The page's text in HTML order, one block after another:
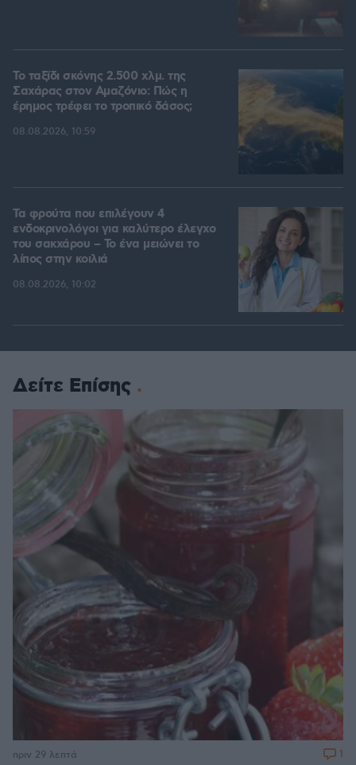
Το ταξίδι σκόνης 2.500 χλμ. της
Σαχάρας στον Αμαζόνιο: Πώς η
έρημος τρέφει το τροπικό δάσος;
08.08.2026, 10:59
Τα φρούτα που επιλέγουν 4
ενδοκρινολόγοι για καλύτερο έλεγχο
του σακχάρου – Το ένα μειώνει το
λίπος στην κοιλιά
08.08.2026, 10:02
Δείτε Επίσης
πριν 29 λεπτά 1